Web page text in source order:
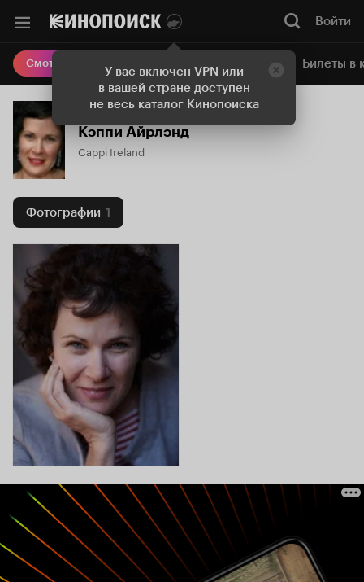
У вас включен VPN или
в вашей стране доступен
не весь каталог Кинопоиска
Войти
Смотреть кино Онлайн-кинотеатр Билеты в
Кэппи Айрлэнд
Cappi Ireland
Фотографии 1